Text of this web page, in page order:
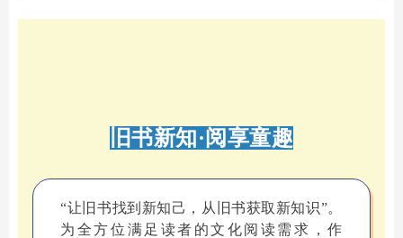
旧书新知·阅享童趣
“让旧书找到新知己，从旧书获取新知识”。
为全方位满足读者的文化阅读需求，作